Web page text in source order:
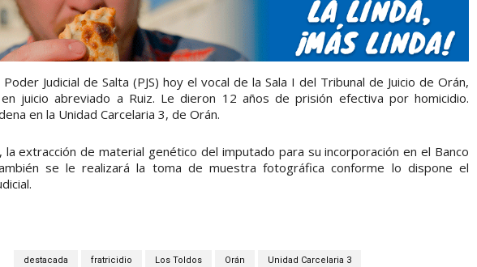
Judicial de Salta (PJS) hoy el vocal de la Sala I del Tribunal de Juicio de Orán,
juicio abreviado a Ruiz. Le dieron 12 años de prisión efectiva por homicidio.
en la Unidad Carcelaria 3, de Orán.
la extracción de material genético del imputado para su incorporación en el Banco
se le realizará la toma de muestra fotográfica conforme lo dispone el
destacada fratricidio Los Toldos Orán Unidad Carcelaria 3